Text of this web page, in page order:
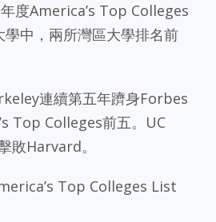
度America’s Top Colleges
中，兩所灣區大學排名前
連續第五年躋身Forbes
Top Colleges前五。UC
敗Harvard。
Top Colleges List